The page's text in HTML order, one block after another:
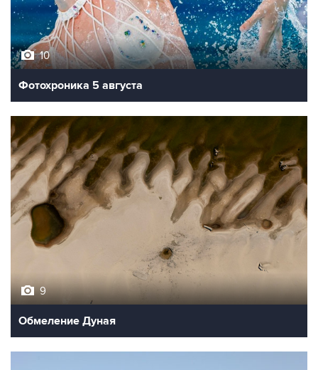
10
Фотохроника 5 августа
9
Обмеление Дуная